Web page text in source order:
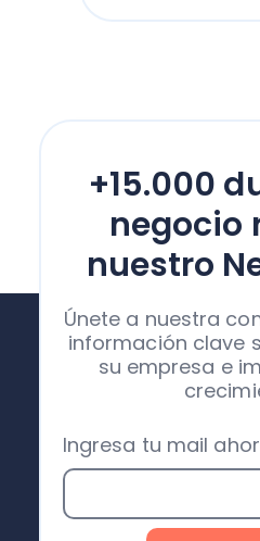
+15.000
negocio
nuestro
Únete a nuestra
información clave
su empresa e
Ingresa tu mail